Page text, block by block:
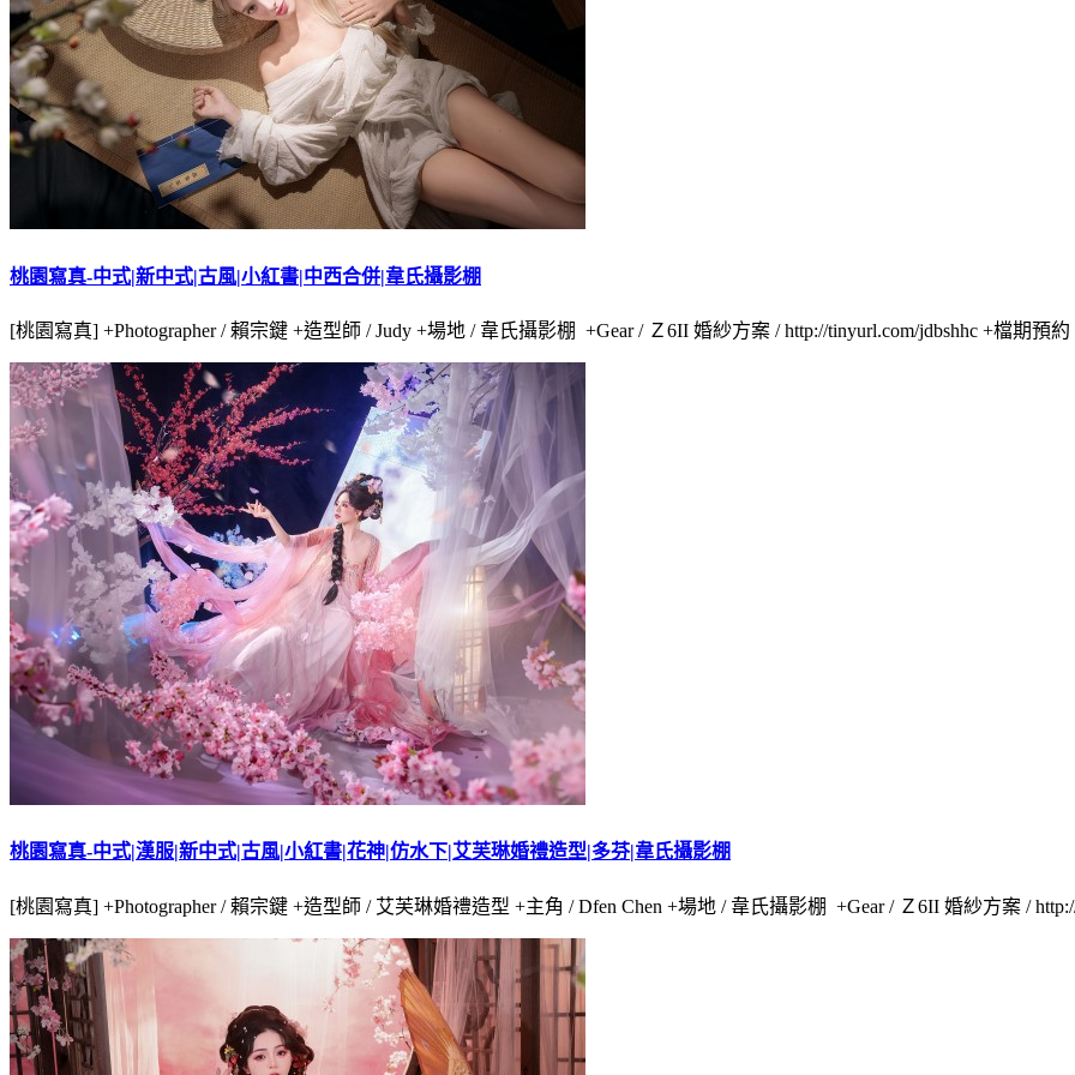
桃園寫真-中式|新中式|古風|小紅書|中西合併|韋氏攝影棚
[桃園寫真] +Photographer / 賴宗鍵 +造型師 / Judy +場地 / 韋氏攝影棚 +Gear / Ｚ6II 婚紗方案 / http://tinyurl.com/jdbshhc +檔期預
桃園寫真-中式|漢服|新中式|古風|小紅書|花神|仿水下|艾芙琳婚禮造型|多芬|韋氏攝影棚
[桃園寫真] +Photographer / 賴宗鍵 +造型師 / 艾芙琳婚禮造型 +主角 / Dfen Chen +場地 / 韋氏攝影棚 +Gear / Ｚ6II 婚紗方案 /